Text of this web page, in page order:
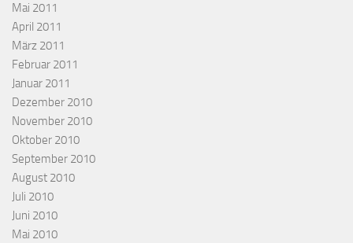
Mai 2011
April 2011
März 2011
Februar 2011
Januar 2011
Dezember 2010
November 2010
Oktober 2010
September 2010
August 2010
Juli 2010
Juni 2010
Mai 2010